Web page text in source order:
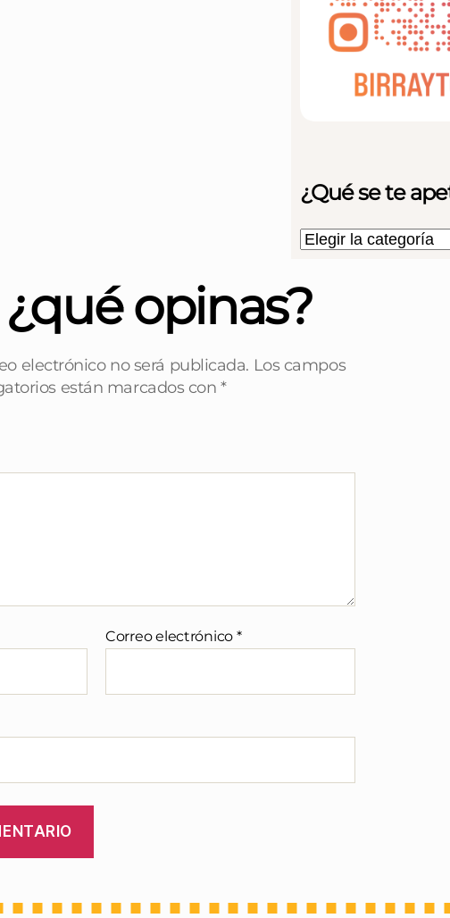
¿Qué se te
¿qué opinas?
electrónico no será publicada. Los campos
están marcados con*
Correo electrónico *